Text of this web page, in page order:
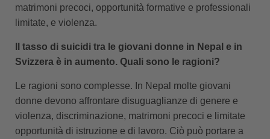
matrimoni precoci, opportunità formative e professionali
limitate, e violenza.
Il tasso di suicidi tra le giovani donne in Nepal e in
Svizzera è in aumento. Quali sono le ragioni?
Le ragioni sono complesse. In Nepal molte giovani
donne devono affrontare disuguaglianze di genere e
violenza, discriminazione, matrimoni precoci e limitate
opportunità di istruzione e di lavoro. Ciò può portare a